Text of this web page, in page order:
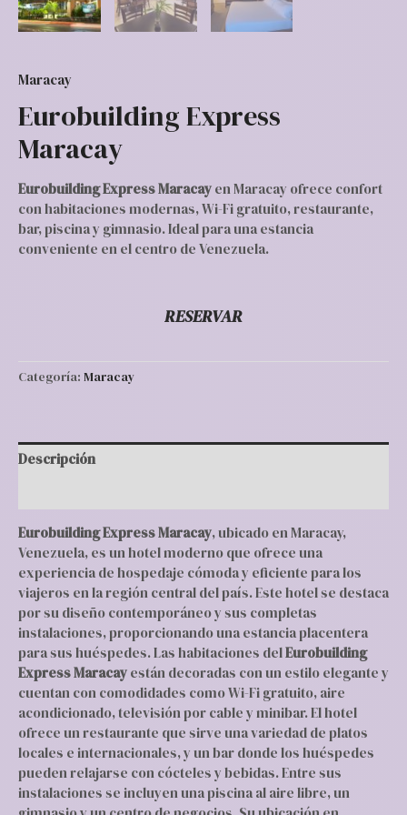
Maracay
Eurobuilding Express
Maracay
Eurobuilding Express Maracayen Maracay ofrece confort
con habitaciones modernas, Wi-Fi gratuito, restaurante,
bar, piscina y gimnasio. Ideal para una estancia
conveniente en el centro de Venezuela.
RESERVAR
Categoría: Maracay
Descripción
Eurobuilding Express Maracay, ubicado en Maracay,
Venezuela, es un hotel moderno que ofrece una
experiencia de hospedaje cómoda y eficiente para los
viajeros en la región central del país. Este hotel se destaca
por su diseño contemporáneo y sus completas
instalaciones, proporcionando una estancia placentera
para sus huéspedes. Las habitaciones delEurobuilding
Express Maracayestán decoradas con un estilo elegante y
cuentan con comodidades como Wi-Fi gratuito, aire
acondicionado, televisión por cable y minibar. El hotel
ofrece un restaurante que sirve una variedad de platos
locales e internacionales, y un bar donde los huéspedes
pueden relajarse con cócteles y bebidas. Entre sus
instalaciones se incluyen una piscina al aire libre, un